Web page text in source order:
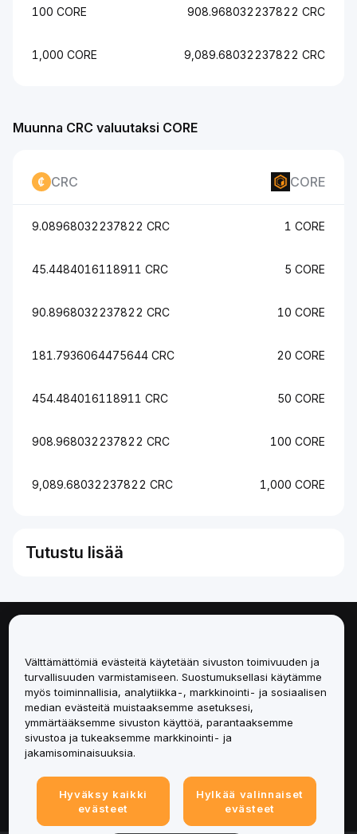
100 CORE 908.968032237822 CRC
1,000 CORE 9,089.68032237822 CRC
Muunna CRC valuutaksi CORE
CRC CORE
9.08968032237822 CRC 1 CORE
45.4484016118911 CRC 5 CORE
90.8968032237822 CRC 10 CORE
181.7936064475644 CRC 20 CORE
454.484016118911 CRC 50 CORE
908.968032237822 CRC 100 CORE
9,089.68032237822 CRC 1,000 CORE
Tutustu lisää
Palvelut
Tuki
Tuotteet
Lakiasiat
Välttämättömiä evästeitä käytetään sivuston toimivuuden ja
turvallisuuden varmistamiseen. Suostumuksellasi käytämme
myös toiminnallisia, analytiikka-, markkinointi- ja sosiaalisen
median evästeitä muistaaksemme asetuksesi,
ymmärtääksemme sivuston käyttöä, parantaaksemme
sivustoa ja tukeaksemme markkinointi- ja
jakamisominaisuuksia.
Hyväksy kaikki
evästeet
Hylkää valinnaiset
evästeet